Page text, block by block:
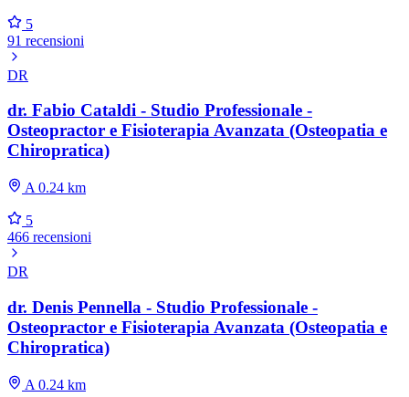
5
91 recensioni
DR
dr. Fabio Cataldi - Studio Professionale -
Osteopractor e Fisioterapia Avanzata (Osteopatia e
Chiropratica)
A 0.24 km
5
466 recensioni
DR
dr. Denis Pennella - Studio Professionale -
Osteopractor e Fisioterapia Avanzata (Osteopatia e
Chiropratica)
A 0.24 km